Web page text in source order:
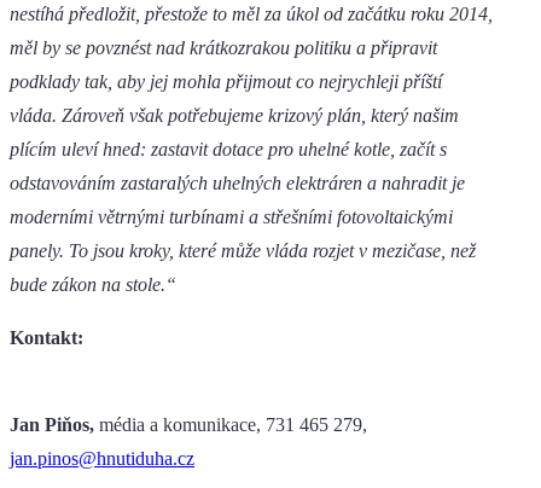
nestíhá předložit, přestože to měl za úkol od začátku roku 2014,
měl by se povznést nad krátkozrakou politiku a připravit
podklady tak, aby jej mohla přijmout co nejrychleji příští
vláda. Zároveň však potřebujeme krizový plán, který našim
plícím uleví hned: zastavit dotace pro uhelné kotle, začít s
odstavováním zastaralých uhelných elektráren a nahradit je
moderními větrnými turbínami a střešními fotovoltaickými
panely. To jsou kroky, které může vláda rozjet v mezičase, než
bude zákon na stole.“
Kontakt:
Jan Piňos, média a komunikace, 731 465 279,
jan.pinos@hnutiduha.cz